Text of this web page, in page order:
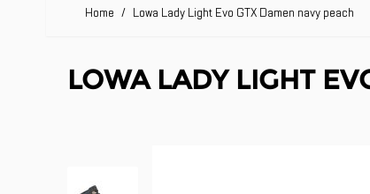
Home / Lowa Lady Light Evo GTX Damen navy peach
LOWA LADY LIGHT